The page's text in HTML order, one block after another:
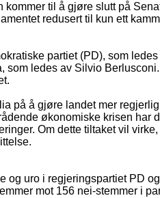
til å gjøre slutt på
redusert til kun ett
partiet (PD), som
som ledes av Silvio
på å gjøre landet mer
økonomiske krisen har
Om dette tiltaket vil
og uro i regjeringspartiet PD
mot 156 nei-stemmer i